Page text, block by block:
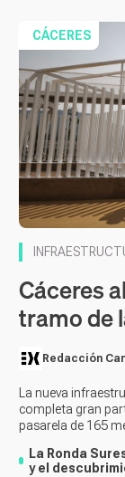
CÁCERES
Cáceres
tramo de
Redacción
La nueva
completa gran
pasarela de 165
La Ronda
y el